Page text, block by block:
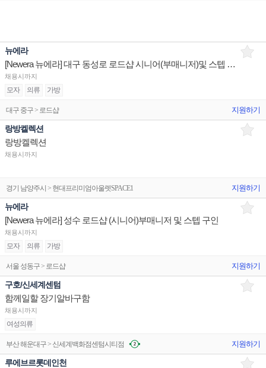
뉴에라
[Newera 뉴에라] 대구 동성로 로드샵 시니어(부매니저)및 스텝 구인
채용시까지
모자 의류 가방
대구 중구 > 로드샵 지원하기
랑방켈렉션
랑방켈렉션
채용시까지
경기 남양주시 > 현대프리미엄아울렛SPACE1 지원하기
뉴에라
[Newera 뉴에라] 성수 로드샵 (시니어)부매니저 및 스텝 구인
채용시까지
모자 의류 가방
서울 성동구 > 로드샵 지원하기
구호/신세계센텀
함께일할 장기알바구함
채용시까지
여성의류
부산 해운대구 > 신세계백화점센텀시티점 지원하기
루에브르롯데인천